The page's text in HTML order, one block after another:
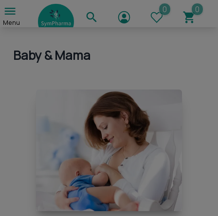
Menu
Baby & Mama